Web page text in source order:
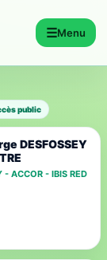
☰Menu
public
DESFOSSEY
- ACCOR - IBIS RED